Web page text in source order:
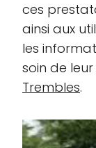
ces
ainsi aux
les
soin de
Trembles.